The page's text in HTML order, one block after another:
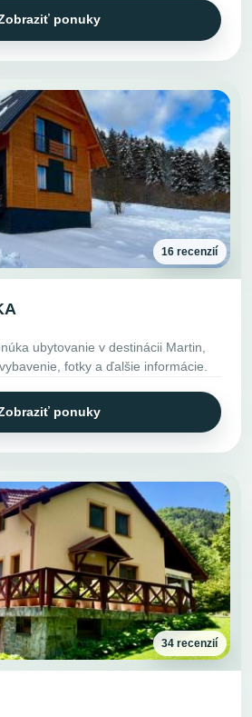
ponuky
16 recenzií
ubytovanie v destinácii Martin,
fotky a ďalšie informácie.
ponuky
34 recenzií